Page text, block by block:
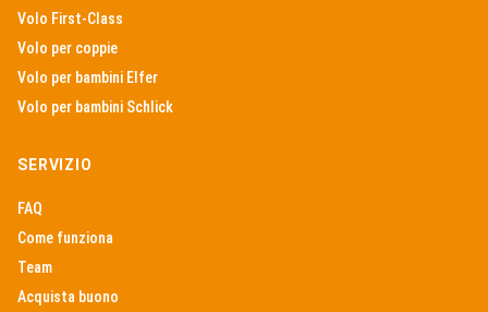
Volo First-Class
Volo per coppie
Volo per bambini Elfer
Volo per bambini Schlick
SERVIZIO
FAQ
Come funziona
Team
Acquista buono